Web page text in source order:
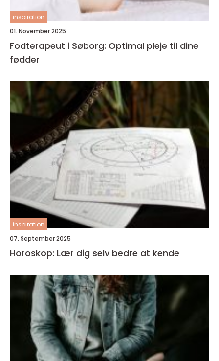
inspiration
01. November 2025
Fodterapeut i Søborg: Optimal pleje til dine
fødder
inspiration
07. September 2025
Horoskop: Lær dig selv bedre at kende